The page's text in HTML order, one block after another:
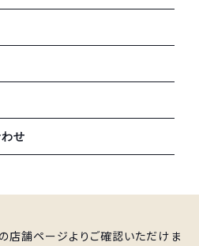
せ
店舗ページよりご確認いただけま